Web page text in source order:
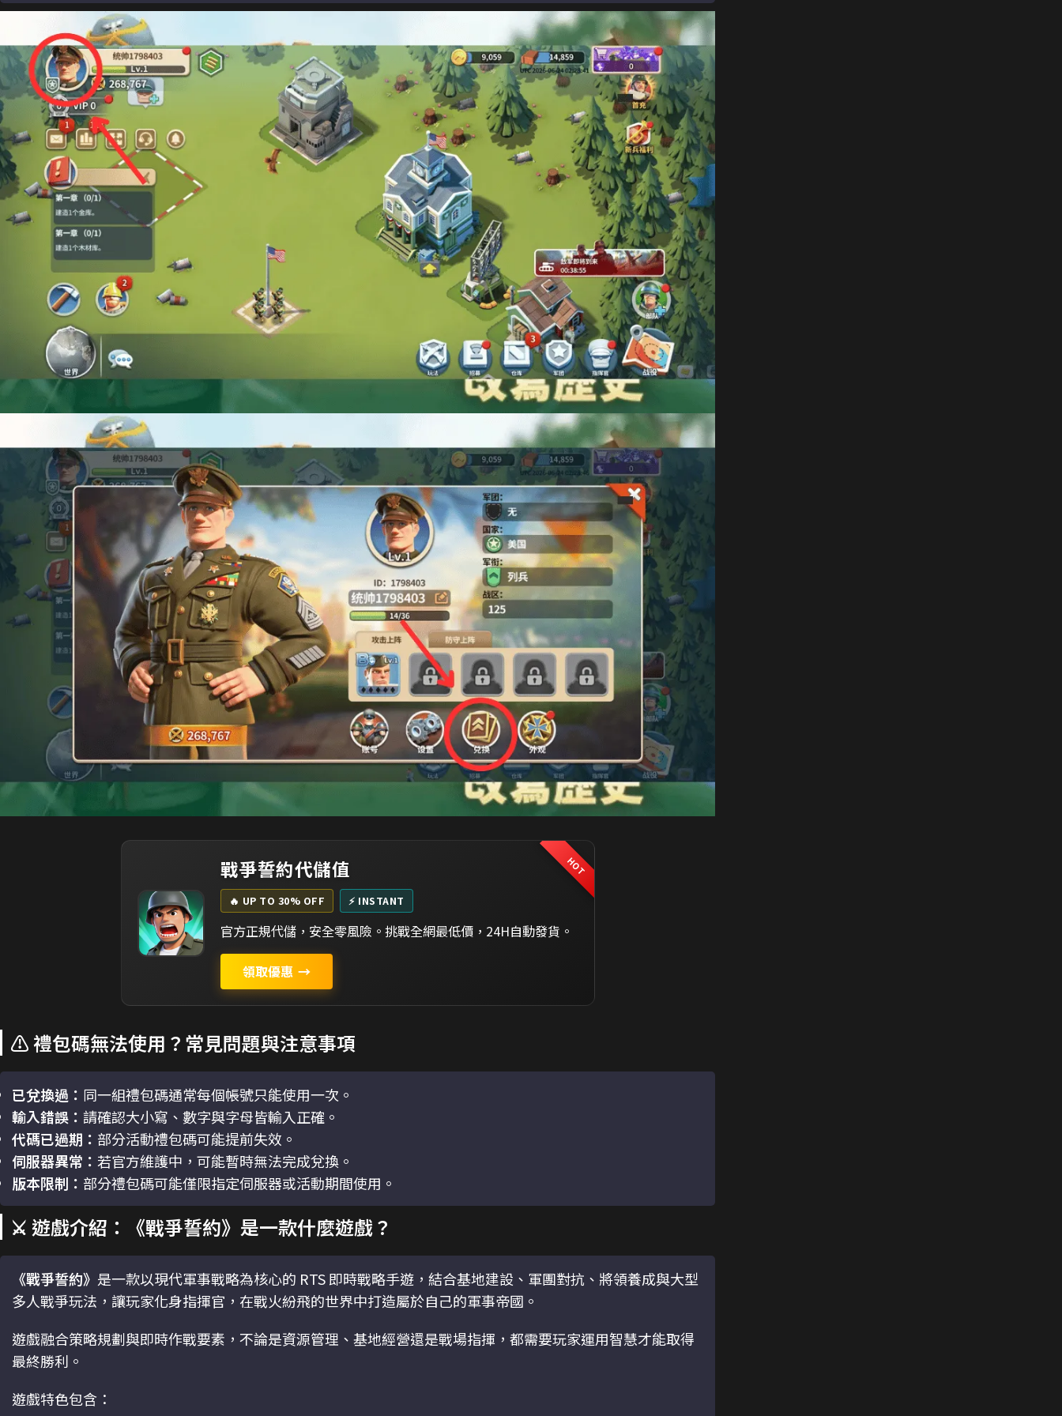
HOT
戰爭誓約代儲值
🔥 UP TO 30% OFF ⚡ INSTANT
官方正規代儲，安全零風險。挑戰全網最低價，24H自動發貨。
領取優惠 →
⚠️ 禮包碼無法使用？常見問題與注意事項
已兌換過： 同一組禮包碼通常每個帳號只能使用一次。
輸入錯誤： 請確認大小寫、數字與字母皆輸入正確。
代碼已過期： 部分活動禮包碼可能提前失效。
伺服器異常： 若官方維護中，可能暫時無法完成兌換。
版本限制： 部分禮包碼可能僅限指定伺服器或活動期間使用。
⚔️ 遊戲介紹：《戰爭誓約》是一款什麼遊戲？
《戰爭誓約》 是一款以現代軍事戰略為核心的 RTS 即時戰略手遊，結合基地建設、軍團對抗、將領養成與大型
多人戰爭玩法，讓玩家化身指揮官，在戰火紛飛的世界中打造屬於自己的軍事帝國。
遊戲融合策略規劃與即時作戰要素，不論是資源管理、基地經營還是戰場指揮，都需要玩家運用智慧才能取得
最終勝利。
遊戲特色包含：